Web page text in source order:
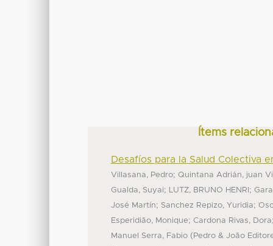
Ítems
Desafíos para la Salud Colectiva
Villasana, Pedro; Quintana Adrián, juan
Gualda, Suyai; LUTZ, BRUNO HENRI ;
José Martín; Sanchez Repizo, Yuridia;
Esperidião, Monique; Cardona Rivas, Dora;
Manuel Serra, Fabio ( Pedro & João